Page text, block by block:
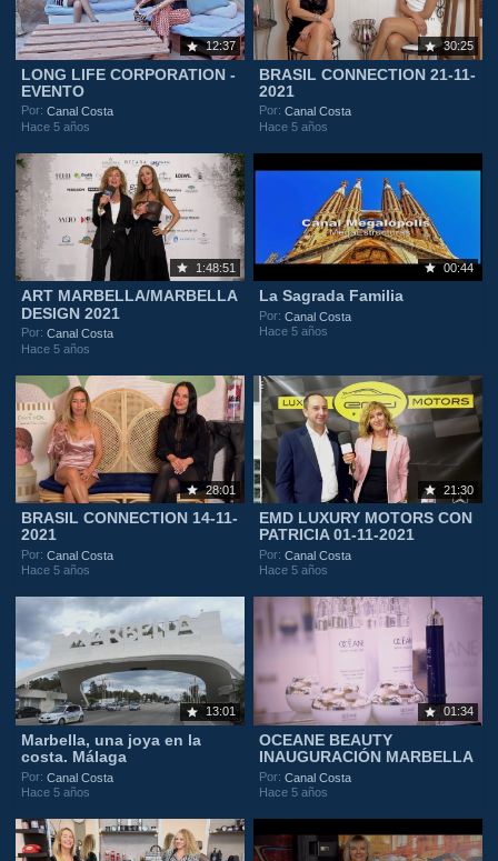
12:37
LONG LIFE CORPORATION -
EVENTO
Por:Canal Costa
Hace 5 años
30:25
BRASIL CONNECTION 21-11-
2021
Por:Canal Costa
Hace 5 años
1:48:51
ART MARBELLA/MARBELLA
DESIGN 2021
Por:Canal Costa
Hace 5 años
00:44
La Sagrada Familia
Por:Canal Costa
Hace 5 años
28:01
BRASIL CONNECTION 14-11-
2021
Por:Canal Costa
Hace 5 años
21:30
EMD LUXURY MOTORS CON
PATRICIA 01-11-2021
Por:Canal Costa
Hace 5 años
13:01
Marbella, una joya en la
costa. Málaga
Por:Canal Costa
Hace 5 años
01:34
OCEANE BEAUTY
INAUGURACIÓN MARBELLA
Por:Canal Costa
Hace 5 años